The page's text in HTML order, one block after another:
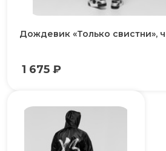
Дождевик «Только свистни»,
1 675 ₽